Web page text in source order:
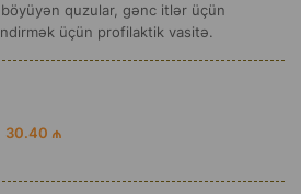
quzular, gənc itlər üçün
üçün profilaktik vasitə.
30.40 ₼